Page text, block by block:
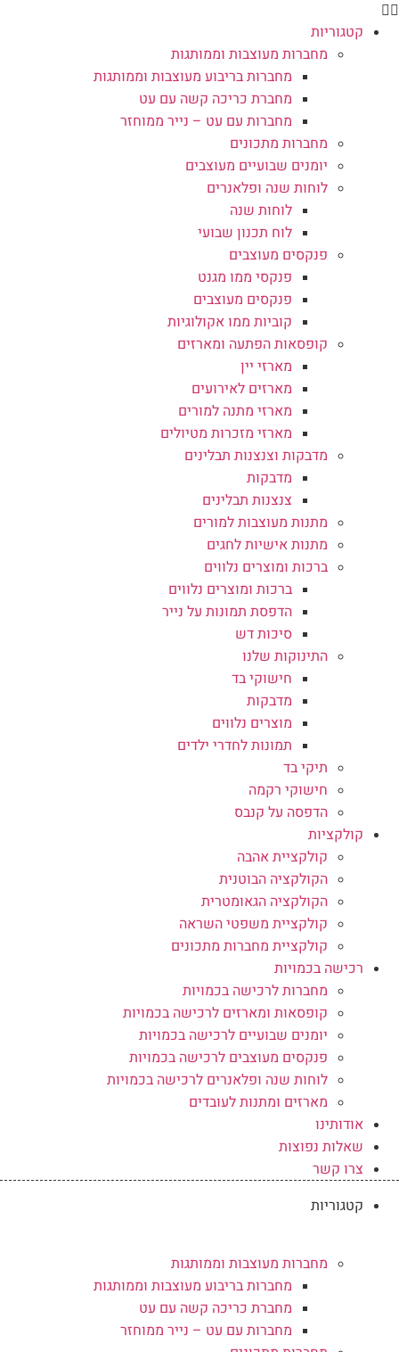
קטגוריות
מחברות מעוצבות וממותגות
מחברות בריבוע מעוצבות וממותגות
מחברת כריכה קשה עם עט
מחברות עם עט – נייר ממוחזר
מחברות מתכונים
יומנים שבועיים מעוצבים
לוחות שנה ופלאנרים
לוחות שנה
לוח תכנון שבועי
פנקסים מעוצבים
פנקסי ממו מגנט
פנקסים מעוצבים
קוביות ממו אקולוגיות
קופסאות הפתעה ומארזים
מארזי יין
מארזים לאירועים
מארזי מתנה למורים
מארזי מזכרות מטיולים
מדבקות וצנצנות תבלינים
מדבקות
צנצנות תבלינים
מתנות מעוצבות למורים
מתנות אישיות לחגים
ברכות ומוצרים נלווים
ברכות ומוצרים נלווים
הדפסת תמונות על נייר
סיכות דש
התינוקות שלנו
חישוקי בד
מדבקות
מוצרים נלווים
תמונות לחדרי ילדים
תיקי בד
חישוקי רקמה
הדפסה על קנבס
קולקציות
קולקציית אהבה
הקולקציה הבוטנית
הקולקציה הגאומטרית
קולקציית משפטי השראה
קולקציית מחברות מתכונים
רכישה בכמויות
מחברות לרכישה בכמויות
קופסאות ומארזים לרכישה בכמויות
יומנים שבועיים לרכישה בכמויות
פנקסים מעוצבים לרכישה בכמויות
לוחות שנה ופלאנרים לרכישה בכמויות
מארזים ומתנות לעובדים
אודותינו
שאלות נפוצות
צרו קשר
קטגוריות
מחברות מעוצבות וממותגות
מחברות בריבוע מעוצבות וממותגות
מחברת כריכה קשה עם עט
מחברות עם עט – נייר ממוחזר